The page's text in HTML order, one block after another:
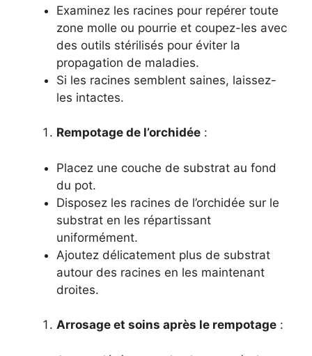
Examinez les racines pour repérer toute
zone molle ou pourrie et coupez-les avec
des outils stérilisés pour éviter la
propagation de maladies.
Si les racines semblent saines, laissez-
les intactes.
Rempotage de l’orchidée :
Placez une couche de substrat au fond
du pot.
Disposez les racines de l’orchidée sur le
substrat en les répartissant
uniformément.
Ajoutez délicatement plus de substrat
autour des racines en les maintenant
droites.
Arrosage et soins après le rempotage :